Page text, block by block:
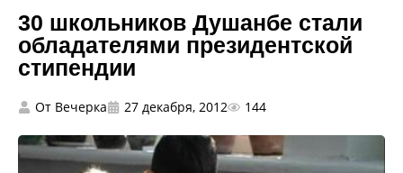
30 школьников Душанбе стали
обладателями президентской
стипендии
От Вечерка 27 декабря, 2012 144